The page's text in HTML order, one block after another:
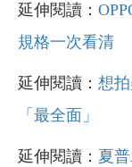
延伸閱讀：
規格一次看清
延伸閱讀： 想
「最全面」
延伸閱讀： 夏